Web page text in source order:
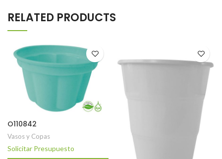
RELATED PRODUCTS
O110842
Vasos y Copas
Solicitar Presupuesto